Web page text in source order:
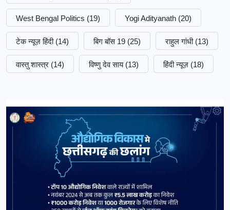
West Bengal Politics (19) Yogi Adityanath (20)
टेक न्यूज़ हिंदी (14) बिग बॉस 19 (25) राहुल गांधी (13)
वास्तु शास्त्र (14) विष्णु देव साय (13) हिंदी न्यूज़ (18)